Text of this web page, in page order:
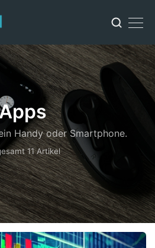
Handy oder Smartphone.
11 Artikel